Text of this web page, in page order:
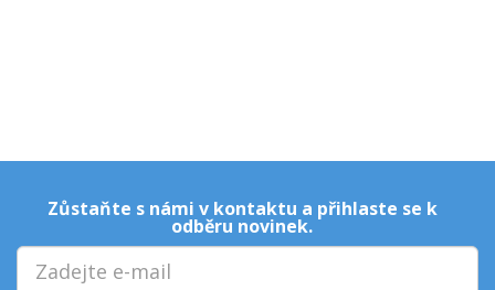
Zůstaňte s námi v kontaktu a přihlaste se k
odběru novinek.